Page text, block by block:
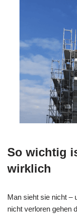
So wichtig
wirklich
Man sieht sie nicht –
nicht verloren gehen